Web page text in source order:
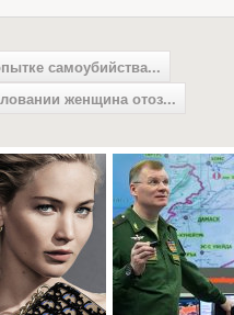
самоубийства...
женщина отоз...